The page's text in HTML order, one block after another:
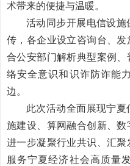
术带来的便捷与温暖。
活动同步开展电信设
传，各企业设立咨询台、
合公安部门解析典型案例
络安全意识和识诈防诈能
边。
此次活动全面展现宁
施建设、算网融合创新、数
进一步凝聚行业共识、汇聚
服务宁夏经济社会高质量